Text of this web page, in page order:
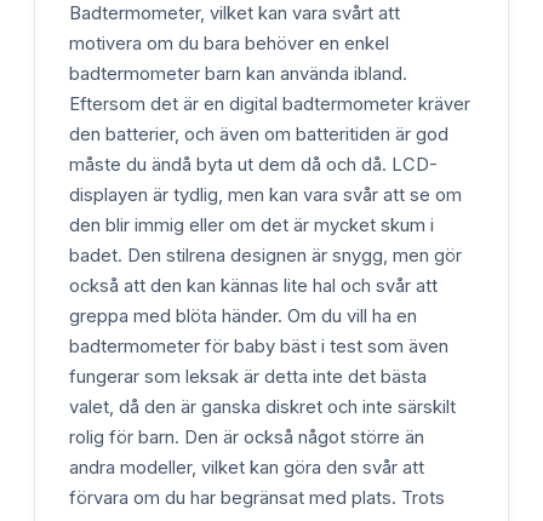
Badtermometer, vilket kan vara svårt att
motivera om du bara behöver en enkel
badtermometer barn kan använda ibland.
Eftersom det är en digital badtermometer kräver
den batterier, och även om batteritiden är god
måste du ändå byta ut dem då och då. LCD-
displayen är tydlig, men kan vara svår att se om
den blir immig eller om det är mycket skum i
badet. Den stilrena designen är snygg, men gör
också att den kan kännas lite hal och svår att
greppa med blöta händer. Om du vill ha en
badtermometer för baby bäst i test som även
fungerar som leksak är detta inte det bästa
valet, då den är ganska diskret och inte särskilt
rolig för barn. Den är också något större än
andra modeller, vilket kan göra den svår att
förvara om du har begränsat med plats. Trots